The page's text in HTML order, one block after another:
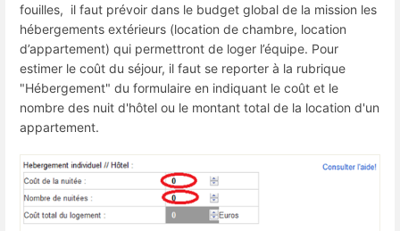
fouilles, il faut prévoir dans le budget global de la mission les
hébergements extérieurs (location de chambre, location
d’appartement) qui permettront de loger l’équipe. Pour
estimer le coût du séjour, il faut se reporter à la rubrique
"Hébergement" du formulaire en indiquant le coût et le
nombre des nuit d'hôtel ou le montant total de la location d'un
appartement.